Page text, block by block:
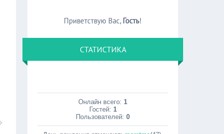
Приветствую Вас, Гость!
СТАТИСТИКА
Онлайн всего:1
Гостей: 1
Пользователей:0